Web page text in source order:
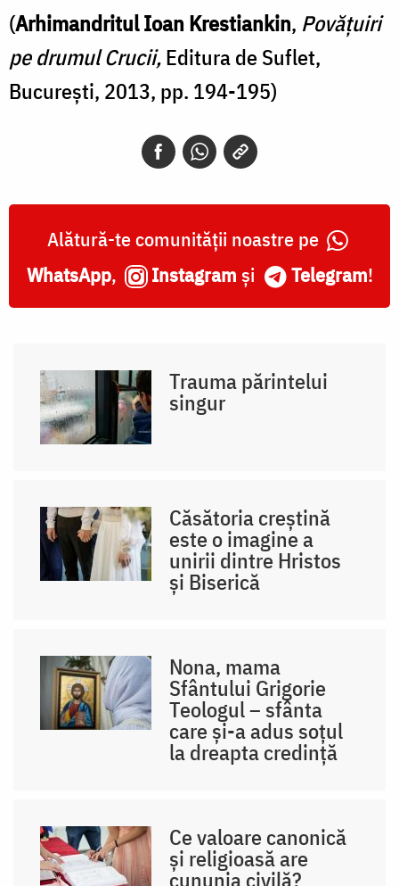
(Arhimandritul Ioan Krestiankin, Povăţuiri
pe drumul Crucii,Editura de Suflet,
Bucureşti, 2013, pp. 194-195)
Alătură-te comunității noastre pe
WhatsApp, Instagram și Telegram!
Trauma părintelui
singur
Căsătoria creștină
este o imagine a
unirii dintre Hristos
și Biserică
Nona, mama
Sfântului Grigorie
Teologul – sfânta
care și-a adus soțul
la dreapta credință
Ce valoare canonică
și religioasă are
cununia civilă?